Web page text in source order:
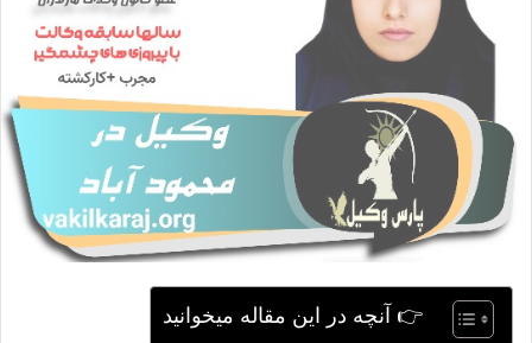
👉 آنچه در این مقاله میخوانید